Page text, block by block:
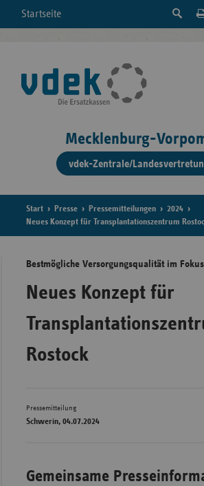
Startseite
Suche
Mecklenburg-
vdek-Zentrale/
Start Presse Pressemitteilungen
2024
Neues Konzept für Transplantationszentrum
Bestmögliche Versorgungsqualität im
Neues Konzept für
Rostock
Pressemitteilung
Schwerin, 04.07.2024
Gemeinsame